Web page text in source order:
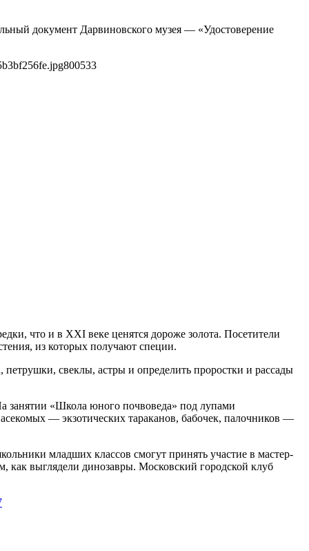
документ Дарвиновского музея — «Удостоверение
800533
что и в XXI веке ценятся дороже золота. Посетители
из которых получают специи.
свеклы, астры и определить проростки и рассады
занятии «Школа юного почвоведа» под лупами
— экзотических тараканов, бабочек, палочников —
младших классов смогут принять участие в мастер-
как выглядели динозавры. Московский городской клуб